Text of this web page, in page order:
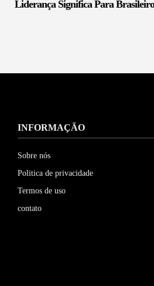
Liderança Significa Para
INFORMAÇÃO
Sobre nós
Politica de privacidade
Termos de uso
contato